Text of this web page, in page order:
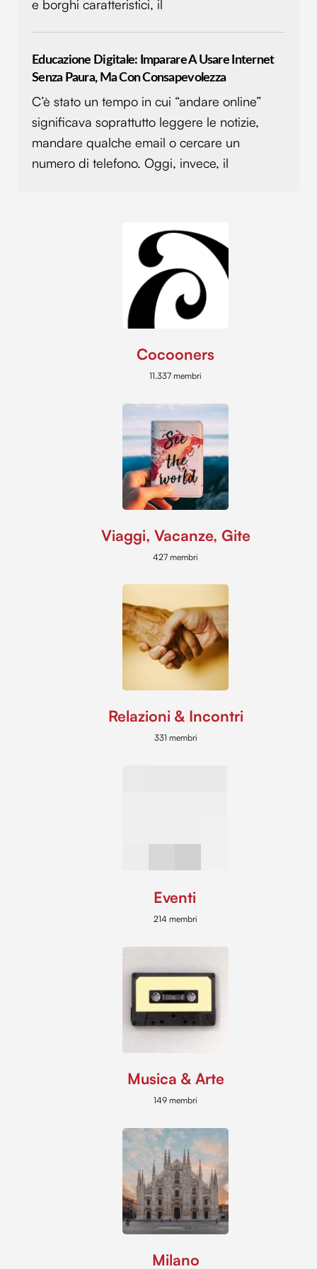
nostri partner che si occupano di analisi dei dati web,
raccolto dal tuo utilizzo dei loro servizi.
e borghi caratteristici, il
Educazione Digitale: Imparare A Usare Internet
Senza Paura, Ma Con Consapevolezza
C’è stato un tempo in cui “andare online”
significava soprattutto leggere le notizie,
mandare qualche email o cercare un
numero di telefono. Oggi, invece, il
Cocooners
11.337 membri
Viaggi, Vacanze, Gite
427 membri
Relazioni & Incontri
331 membri
Eventi
214 membri
Musica & Arte
149 membri
Milano